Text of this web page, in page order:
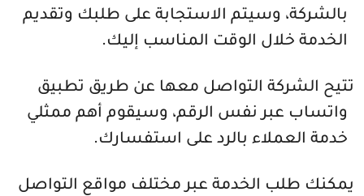
بالشركة، وسيتم الاستجابة على طلبك وتقديم
الخدمة خلال الوقت المناسب إليك.
تتيح الشركة التواصل معها عن طريق تطبيق
واتساب عبر نفس الرقم، وسيقوم أهم ممثلي
خدمة العملاء بالرد على استفسارك.
يمكنك طلب الخدمة عبر مختلف مواقع التواصل